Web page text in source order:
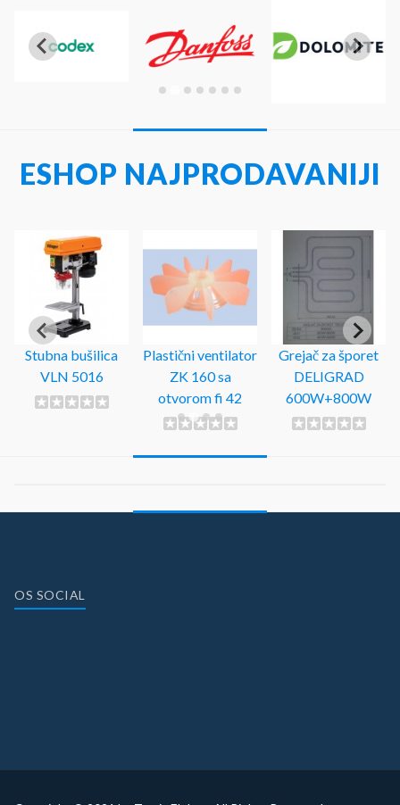
ESHOP NAJPRODAVANIJI
Stubna bušilica
VLN 5016
Plastični ventilator
ZK 160 sa
otvorom fi 42
Grejač za šporet
DELIGRAD
600W+800W
OS SOCIAL